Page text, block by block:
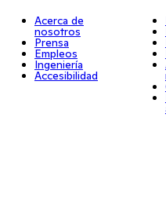
Acerca de
nosotros
Prensa
Empleos
Ingeniería
Accesibilidad